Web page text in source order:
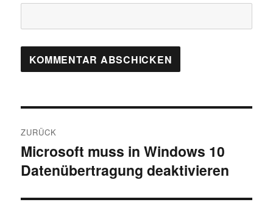
ZURÜCK
Vorheriger
Beitrag:
Microsoft muss in Windows 10
Datenübertragung deaktivieren